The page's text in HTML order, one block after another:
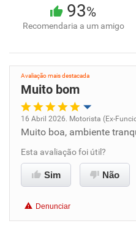
93%
Recomendaria a um amigo
Avaliação mais destacada
Muito bom
Oportunidade de
Ambiente de trabalho
Benefícios
16 Abril 2026. Motorista (Ex-
Muito boa, ambiente
Esta avaliação foi útil?
Sim Não
Denunciar